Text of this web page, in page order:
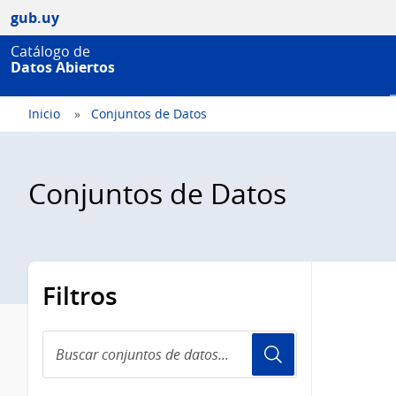
gub.uy
Catálogo de
Datos Abiertos
Inicio Conjuntos de Datos
Conjuntos de Datos
Filtros
conjuntos
de